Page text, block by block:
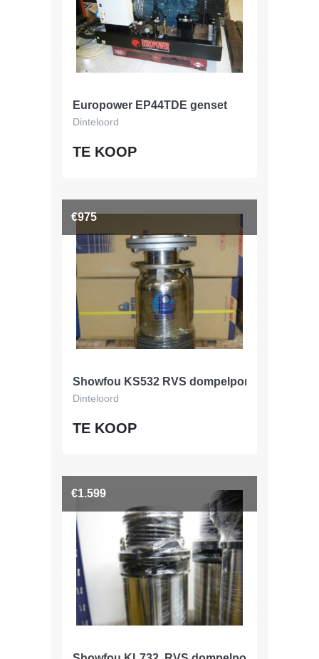
Europower EP44TDE genset
Dinteloord
TE KOOP
€975
Showfou KS532 RVS dompelpomp, 120 m3/
Dinteloord
TE KOOP
€1.599